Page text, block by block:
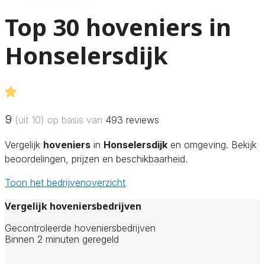
Top 30 hoveniers in
Honselersdijk
9 (uit 10) op basis van 493 reviews
Vergelijk hoveniers in Honselersdijk en omgeving. Bekijk
beoordelingen, prijzen en beschikbaarheid.
Toon het bedrijvenoverzicht
Vergelijk hoveniersbedrijven
Gecontroleerde hoveniersbedrijven
Binnen 2 minuten geregeld